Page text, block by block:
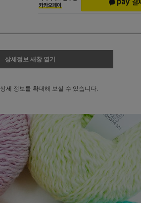
상세정보 새창 열기
상세 정보를 확대해 보실 수 있습니다.